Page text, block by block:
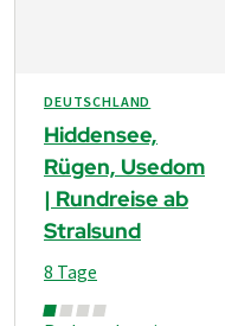
DEUTSCHLAND
Hiddensee,
Rügen, Usedom
| Rundreise ab
Stralsund
8 Tage